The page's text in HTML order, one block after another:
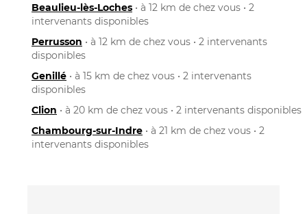
Beaulieu-lès-Loches • à 12 km de chez vous • 2
intervenants disponibles
Perrusson • à 12 km de chez vous • 2 intervenants
disponibles
Genillé • à 15 km de chez vous • 2 intervenants
disponibles
Clion • à 20 km de chez vous • 2 intervenants disponibles
Chambourg-sur-Indre • à 21 km de chez vous • 2
intervenants disponibles